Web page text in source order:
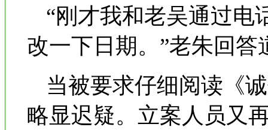
“刚才我和老吴通过电
改一下日期。”老朱回答
当被要求仔细阅读《
略显迟疑。立案人员又